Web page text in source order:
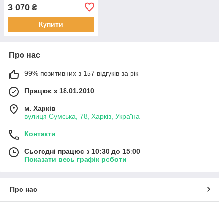
3 070 ₴
Купити
Про нас
99% позитивних з 157 відгуків за рік
Працює з 18.01.2010
м. Харків
вулиця Сумська, 78, Харків, Україна
Контакти
Сьогодні працює з 10:30 до 15:00
Показати весь графік роботи
Про нас